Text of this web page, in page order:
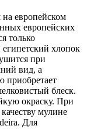
европейском
европейских
только
хлопок
при
вид, а
приобретает
блеск.
окраску. При
мулине
Для